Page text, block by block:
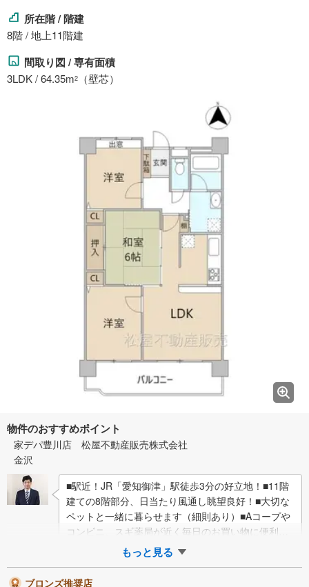
所在階 / 階建
8階 / 地上11階建
間取り図 / 専有面積
3LDK / 64.35m2 （壁芯）
物件のおすすめポイント
家デパ豊川店 松屋不動産販売株式会社
金沢
■駅近！JR「愛知御津」駅徒歩3分の好立地！■11階
建ての8階部分、日当たり風通し眺望良好！■大切な
ペットと一緒に暮らせます（細則あり）■Aコープや
コンビニ、スギ薬局が近く毎日のお買い物に便利で
す●家デパ 松屋不動産販売 のつよみ…
もっと見る
ブロンズ推奨店